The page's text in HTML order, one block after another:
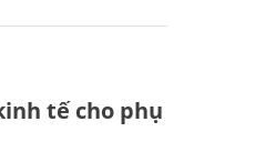
tế cho phụ